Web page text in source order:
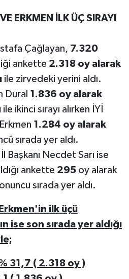
ERKMEN İLK ÜÇ SIRAYI
Çağlayan, 7.320
ankette 2.318 oy alarak
ile zirvedeki yerini aldı.
Dural 1.836 oy alarak
ile ikinci sırayı alırken İYİ
1.284 oy alarak
sırada yer aldı.
Başkanı Necdet Sarı ise
ankette 295 oy alarak
sırada yer aldı.
ilk üçü
ise son sırada yer aldığı
31,7 ( 2.318 oy )